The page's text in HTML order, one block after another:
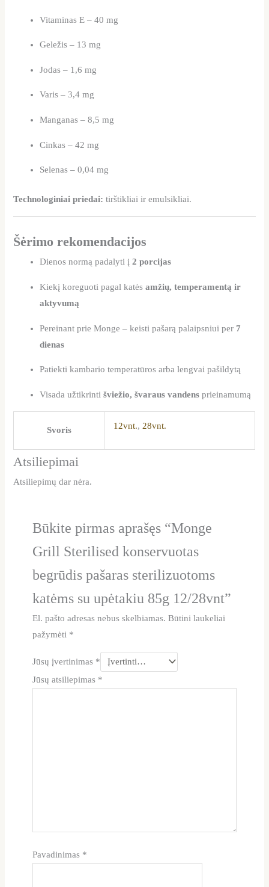
Vitaminas E – 40 mg
Geležis – 13 mg
Jodas – 1,6 mg
Varis – 3,4 mg
Manganas – 8,5 mg
Cinkas – 42 mg
Selenas – 0,04 mg
Technologiniai priedai: tirštikliai ir emulsikliai.
Šėrimo rekomendacijos
Dienos normą padalyti į2 porcijas
Kiekį koreguoti pagal katėsamžių, temperamentą ir
aktyvumą
Pereinant prie Monge – keisti pašarą palaipsniui per 7
dienas
Patiekti kambario temperatūros arba lengvai pašildytą
Visada užtikrintišviežio, švaraus vandens prieinamumą
Svoris 12vnt.,28vnt.
Atsiliepimai
Atsiliepimų dar nėra.
Būkite pirmas aprašęs “Monge
Grill Sterilised konservuotas
begrūdis pašaras sterilizuotoms
katėms su upėtakiu 85g 12/28vnt”
El. pašto adresas nebus skelbiamas. Būtini laukeliai
pažymėti *
Jūsų įvertinimas *
Jūsų atsiliepimas *
Pavadinimas *